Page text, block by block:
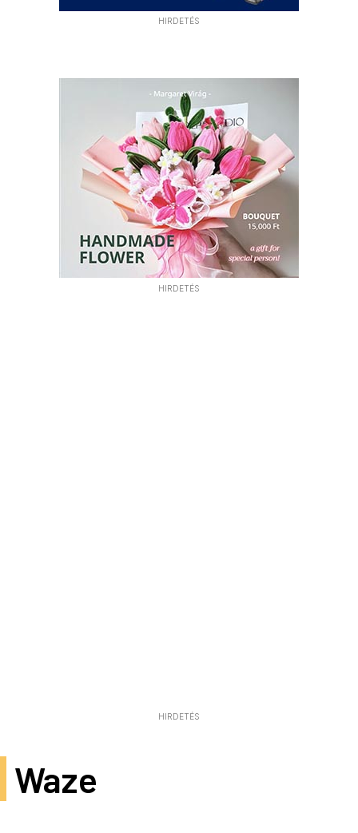
HIRDETÉS
HIRDETÉS
HIRDETÉS
Waze